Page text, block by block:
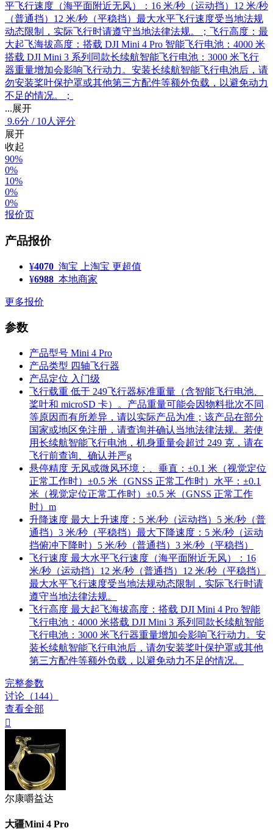
平飞行速度（海平面附近无风）：16 米/秒（运动挡）12 米/秒
（普通挡）12 米/秒（平稳挡）最大水平飞行速度受当地法规
动态限制，实际飞行时请遵守当地法律法规。；飞行高度：最
大起飞海拔高度：搭载 DJI Mini 4 Pro 智能飞行电池：4000 米
搭载 DJI Mini 3 系列同款长续航智能飞行电池：3000 米飞行
器重量增加会影响飞行动力。安装长续航智能飞行电池后，请
勿安装桨叶保护罩或其他第三方配件等额外负载，以避免动力
不足的情况。；
...展开
9.6分 / 10人评分
展开
收起
90%
0%
10%
0%
0%
报价页
产品报价
¥4070 淘宝
上淘宝 更超值
¥6988 本地商家
更多报价
参数
产品型号 Mini 4 Pro
产品类型 四轴飞行器
产品定位 入门级
飞行载重 低于 249飞行器标准重量（含智能飞行电池、
桨叶和 microSD 卡）。产品重量可能会因物料批次不同
等原因而有所差异，请以实际产品为准；该产品在部分
国家或地区免注册，请查询并确认当地法律法规。若使
用长续航智能飞行电池，机身重量会超过 249 克，请在
飞行前查询、确认并严g
悬停精度 无风或微风环境：、垂直：±0.1 米（视觉定位
正常工作时）±0.5 米（GNSS 正常工作时）水平：±0.1
米（视觉定位正常工作时）±0.5 米（GNSS 正常工作
时）m
升降速度 最大上升速度：5 米/秒（运动挡）5 米/秒（普
通挡）3 米/秒（平稳挡）最大下降速度：5 米/秒（运动
挡俯冲下降时）5 米/秒（普通挡）3 米/秒（平稳挡）
飞行速度 最大水平飞行速度（海平面附近无风）：16
米/秒（运动挡）12 米/秒（普通挡）12 米/秒（平稳挡）
最大水平飞行速度受当地法规动态限制，实际飞行时请
遵守当地法律法规。
飞行高度 最大起飞海拔高度：搭载 DJI Mini 4 Pro 智能
飞行电池：4000 米搭载 DJI Mini 3 系列同款长续航智能
飞行电池：3000 米飞行器重量增加会影响飞行动力。安
装长续航智能飞行电池后，请勿安装桨叶保护罩或其他
第三方配件等额外负载，以避免动力不足的情况。
完整参数
讨论（144）
查看全部

尔康嚼益达
大疆Mini 4 Pro